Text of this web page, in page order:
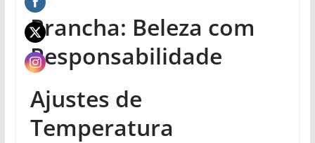
Prancha: Beleza com
Responsabilidade
Ajustes de
Temperatura